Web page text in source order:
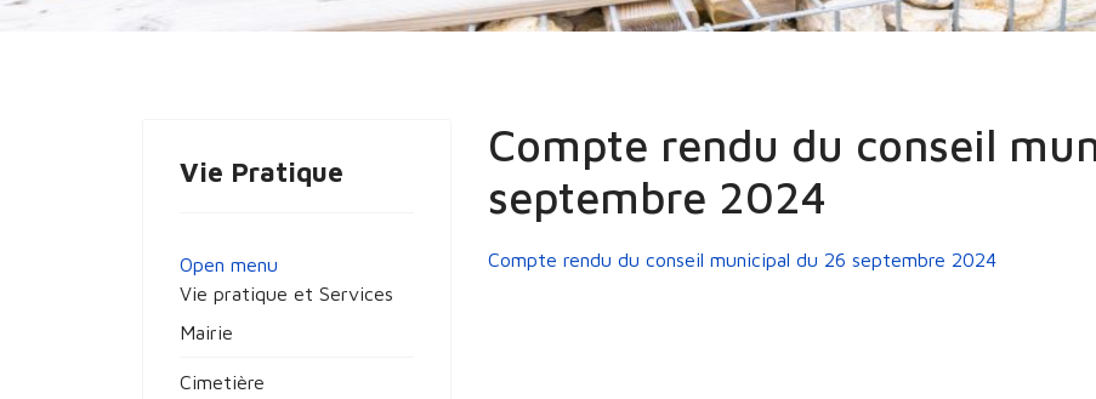
Vie Pratique
Open menu
Vie pratique et Services
Mairie
Cimetière
Compte rendu du conseil
septembre 2024
Compte rendu du conseil municipal du 26 septembre 2024